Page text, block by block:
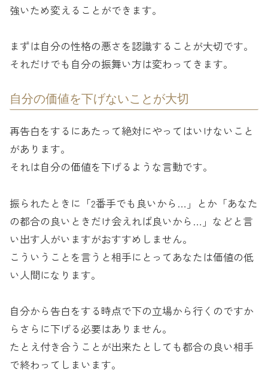
強いため変えることができます。
まずは自分の性格の悪さを認識することが大切です。
それだけでも自分の振舞い方は変わってきます。
自分の価値を下げないことが大切
再告白をするにあたって絶対にやってはいけないこと
があります。
それは自分の価値を下げるような言動です。
振られたときに「2番手でも良いから…」とか「あなた
の都合の良いときだけ会えれば良いから…」などと言
い出す人がいますがおすすめしません。
こういうことを言うと相手にとってあなたは価値の低
い人間になります。
自分から告白をする時点で下の立場から行くのですか
らさらに下げる必要はありません。
たとえ付き合うことが出来たとしても都合の良い相手
で終わってしまいます。